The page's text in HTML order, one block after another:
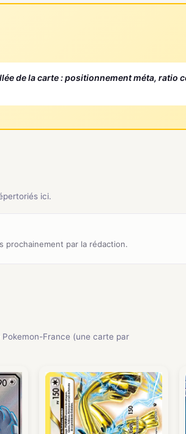
de la carte : positionnement méta, ratio
ici.
prochainement par la rédaction.
France (une carte par